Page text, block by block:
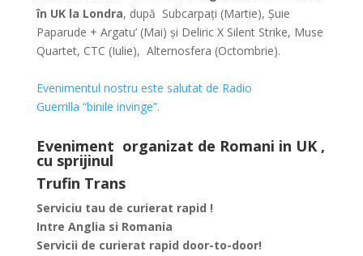
în UK la Londra, după Subcarpați (Martie), Șuie
Paparude + Argatu’ (Mai) și Deliric X Silent Strike, Muse
Quartet, CTC (Iulie), Alternosfera (Octombrie).
Evenimentul nostru este salutat de Radio
Guerrilla “binile invinge”.
Eveniment organizat de Romani in UK,
cu sprijinul
Trufin Trans
Serviciu tau de curierat rapid !
Intre Anglia si Romania
Servicii de curierat rapid door-to-door!